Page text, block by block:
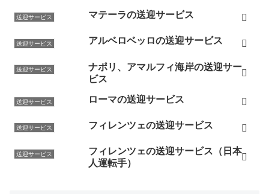
送迎サービス マテーラの送迎サービス
送迎サービス アルベロベッロの送迎サービス
送迎サービス
ナポリ、アマルフィ海岸の送迎サー
ビス
送迎サービス ローマの送迎サービス
送迎サービス フィレンツェの送迎サービス
送迎サービス
フィレンツェの送迎サービス（日本
人運転手）